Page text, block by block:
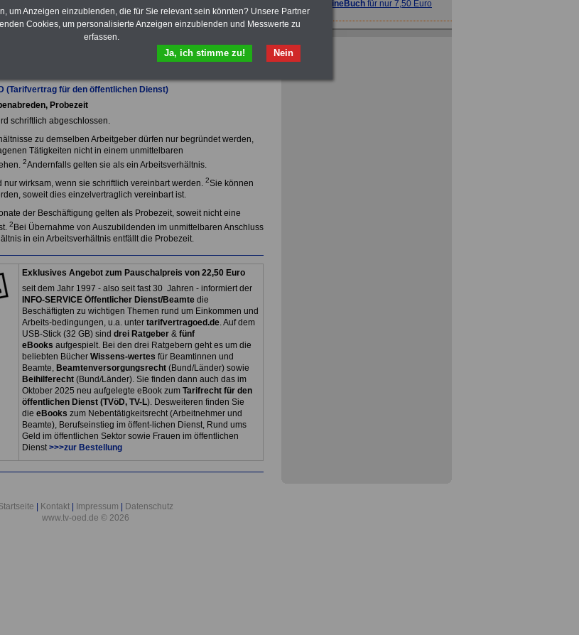
Dienst (TVöD, TV-L) sowie weitere
10 Bücher bzw. eBooks zum
herunterladen, lesen und
ausdrucken.
(Tarifvertrag für den öffentlichen Dienst)
Probezeit
schriftlich abgeschlossen.
zu demselben Arbeitgeber dürfen nur begründet werden,
Tätigkeiten nicht in einem unmittelbaren
2Andernfalls gelten sie als ein Arbeitsverhältnis.
nur wirksam, wenn sie schriftlich vereinbart werden. 2Sie können
soweit dies einzelvertraglich vereinbart ist.
der Beschäftigung gelten als Probezeit, soweit nicht eine
2 Bei Übernahme von Auszubildenden im unmittelbaren Anschluss
in ein Arbeitsverhältnis entfällt die Probezeit.
Exklusives Angebot zum Pauschalpreis von 22,50 Euro
seit dem Jahr 1997 - also seit fast 30 Jahren - informiert der
INFO-SERVICE Öffentlicher Dienst/Beamtedie
Beschäftigten zu wichtigen Themen rund um Einkommen und
Arbeits-bedingungen, u.a. unter tarifvertragoed.de. Auf dem
USB-Stick (32 GB) sind drei Ratgeber& fünf
eBooks aufgespielt. Bei den drei Ratgebern geht es um die
beliebten Bücher Wissens-wertes für Beamtinnen und
Beamte, Beamtenversorgungsrecht(Bund/Länder) sowie
Beihilferecht(Bund/Länder). Sie finden dann auch das im
Oktober 2025 neu aufgelegte eBook zum Tarifrecht für den
öffentlichen Dienst (TVöD, TV-L). Desweiteren finden Sie
die eBooks zum Nebentätigkeitsrecht (Arbeitnehmer und
Beamte), Berufseinstieg im öffent-lichen Dienst, Rund ums
Geld im öffentlichen Sektor sowie Frauen im öffentlichen
Dienst>>>zur Bestellung
Kontakt Impressum
Datenschutz
www.tv-oed.de © 2026
OnlineBuch für nur 7,50 Euro
um Anzeigen einzublenden, die für Sie relevant sein könnten? Unsere Partner
Cookies, um personalisierte Anzeigen einzublenden und Messwerte zu
erfassen.
Nein
Ja, ich stimme zu!